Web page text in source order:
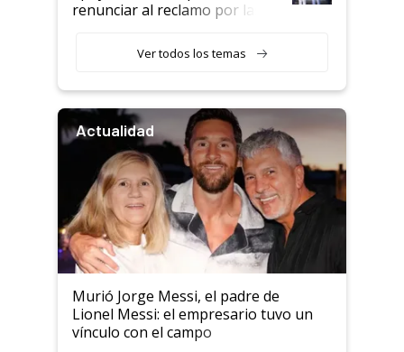
renunciar al reclamo por las
Ver todos los temas
Actualidad
Murió Jorge Messi, el padre de
Lionel Messi: el empresario tuvo un
vínculo con el campo